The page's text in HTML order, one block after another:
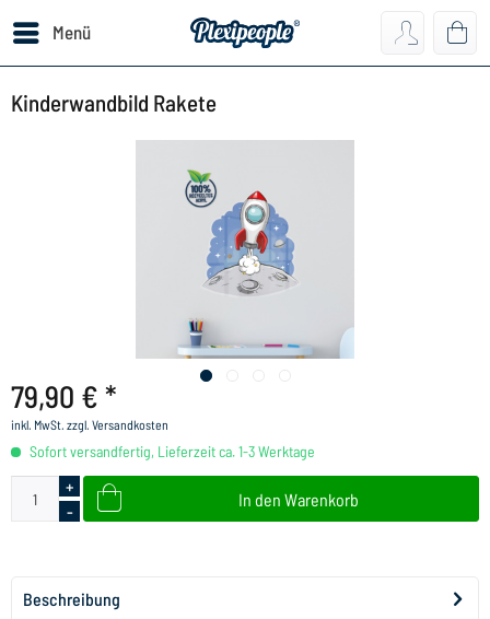
Menü
Kinderwandbild Rakete
79,90 € *
inkl. MwSt. zzgl. Versandkosten
Sofort versandfertig, Lieferzeit ca. 1-3 Werktage
+
-
In den Warenkorb
Beschreibung